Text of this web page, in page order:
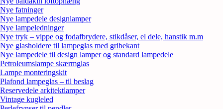
Nye fatninger
Nye lampedele designlamper
Nye lampeledninger
Nye tryk – vippe og fodafbrydere, stikdåser, el dele, hanstik m.m
Nye glasholdere til lampeglas med gribekant
Nye lampedele til design lamper og standard lampedele
Petroleumslampe skærmglas
Lampe monteringskit
Plafond lampeglas – til beslag
Reservedele arkitektlamper
Vintage kugleled